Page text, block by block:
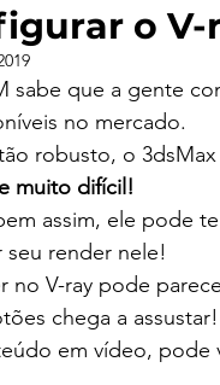
Softwares CAD
Lumion
o V-
sabe que a gente
no mercado.
robusto, o
muito difícil!
assim, ele pode
render nele!
no V-ray pode
chega a assustar!
em vídeo,